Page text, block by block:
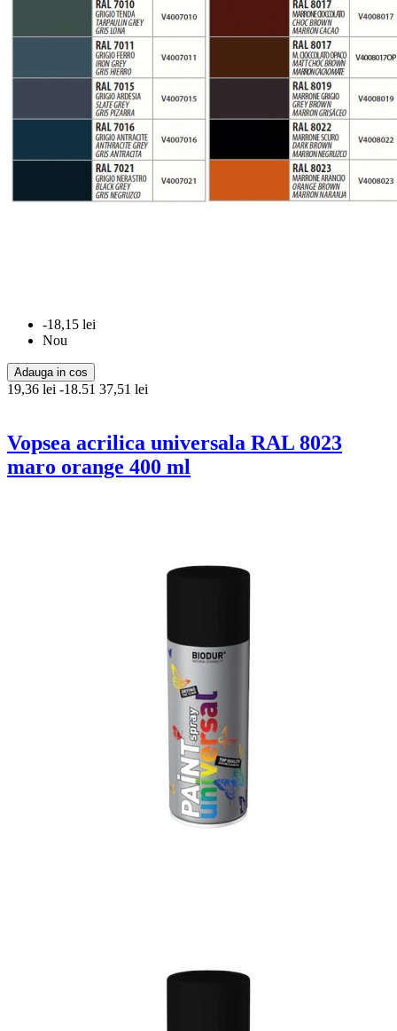
-18,15 lei
Nou
Adauga in cos
19,36 lei -18.51 37,51 lei
Vopsea acrilica universala RAL 8023
maro orange 400 ml